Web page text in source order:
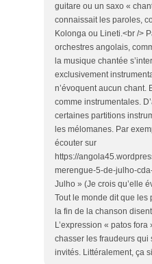
guitare ou un saxo «
connaissait les paroles,
Kolonga ou Lineti.<br />
orchestres angolais,
la musique chantée
exclusivement
n’évoquent aucun chant.
comme instrumentales.
certaines partitions
les mélomanes. Par
écouter sur
https://
merengue-5-de-julho-
Julho » (Je crois qu’elle
Tout le monde dit que les
la fin de la chanson
L’expression « patos
chasser les fraudeurs qui
invités. Littéralement, ça